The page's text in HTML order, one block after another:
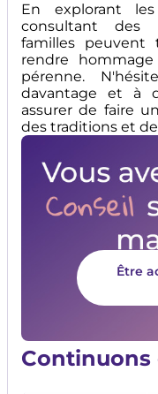
En explorant
consultant des
familles peuvent
rendre
pérenne.
davantage et à
assurer de faire
des traditions et
Être
Continuons